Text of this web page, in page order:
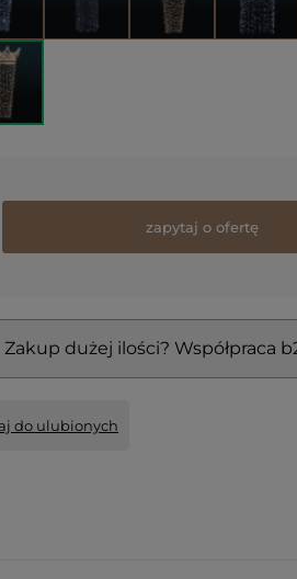
zapytaj o ofertę
Zakup dużej ilości? Współpraca
do ulubionych